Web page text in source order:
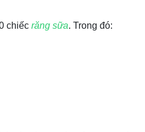
chiếc răng sữa. Trong đó: